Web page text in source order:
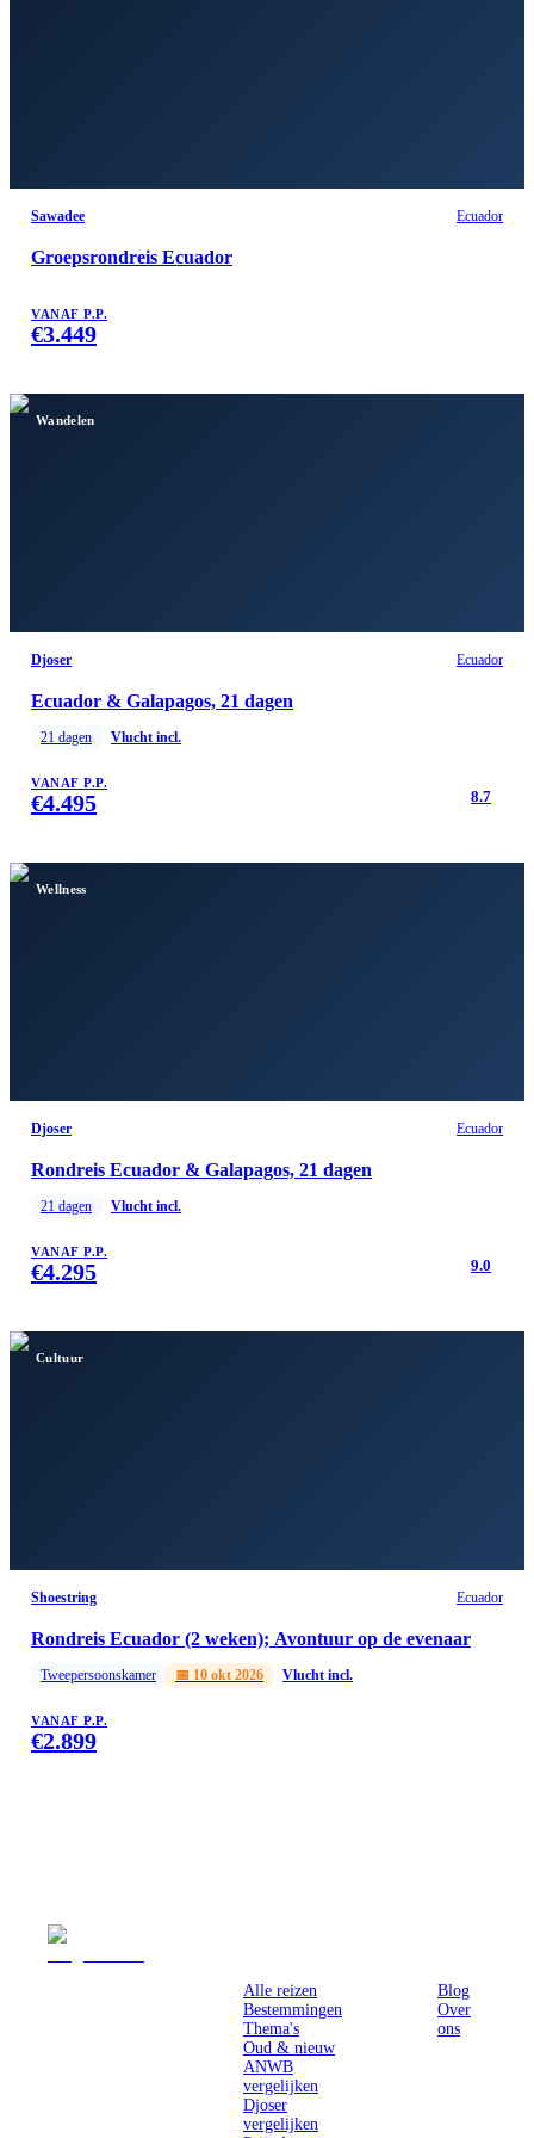
Sawadee Ecuador
Groepsrondreis Ecuador
VANAF P.P.
€3.449
Wandelen
Djoser Ecuador
Ecuador & Galapagos, 21 dagen
21 dagen Vlucht incl.
VANAF P.P.
€4.495 8.7
Wellness
Djoser Ecuador
Rondreis Ecuador & Galapagos, 21 dagen
21 dagen Vlucht incl.
VANAF P.P.
€4.295 9.0
Cultuur
Shoestring Ecuador
Rondreis Ecuador (2 weken); Avontuur op de evenaar
Tweepersoonskamer 📅 10 okt 2026 Vlucht incl.
VANAF P.P.
€2.899
Alle reizen
Bestemmingen
Thema's
Oud & nieuw
ANWB
vergelijken
Djoser
vergelijken
Blog
Over
ons